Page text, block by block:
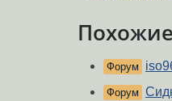
Форум
Форум